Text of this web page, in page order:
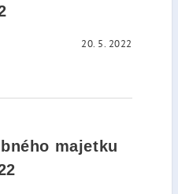
20. 5. 2022
majetku